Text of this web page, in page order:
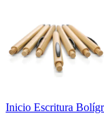
Inicio Escritura